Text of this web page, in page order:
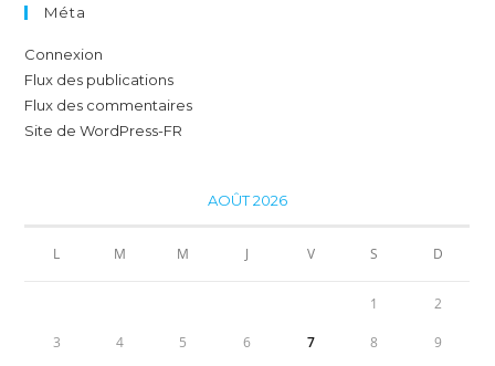
Méta
Connexion
Flux des publications
Flux des commentaires
Site de WordPress-FR
AOÛT 2026
L M M J V S D
1 2
3 4 5 6 7 8 9